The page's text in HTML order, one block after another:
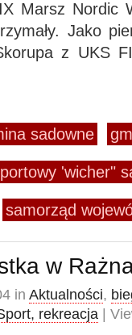
Marsz Nordic
Jako
z UKS
sadowne
'wicher"
samorząd
w
in Aktualności,
rekreacja |